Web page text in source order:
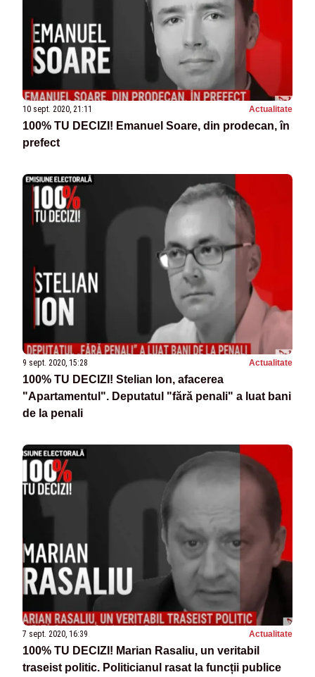
10 sept. 2020, 21:11 Actualitate
100% TU DECIZI! Emanuel Soare, din prodecan, în
prefect
9 sept. 2020, 15:28 Actualitate
100% TU DECIZI! Stelian Ion, afacerea
"Apartamentul". Deputatul "fără penali" a luat bani
de la penali
7 sept. 2020, 16:39 Actualitate
100% TU DECIZI! Marian Rasaliu, un veritabil
traseist politic. Politicianul rasat la funcții publice